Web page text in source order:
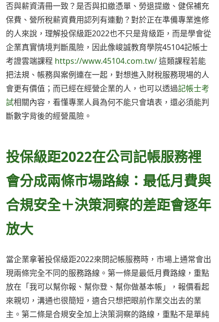
否與薪資清冊一致？是否與扣繳憑單、勞退提繳、健保補充
保費、營所稅薪資費用認列有連動？對於正在準備專業進修
的人來說，理解投保級距2022也不只是背級距，而是學會從
企業真實情境判斷風險，因此像峻誠教育學院45104記帳士
考證雲端課程 https://www.45104.com.tw/這類課程若能
把法規、帳務與案例連在一起，對想進入財稅服務現場的人
會更有價值；而已經在經營企業的人，也可以透過記帳士考
試相關內容，看懂專業人員為何不能只會填表，還必須能判
斷數字背後的經營風險。
投保級距2022在公司記帳服務裡
會分成兩條市場路線：最低月費與
合規安全＋決策洞察的差距會逐年
放大
當企業拿著投保級距2022來問記帳服務時，市場上通常會出
現兩條完全不同的服務路線。第一條是最低月費路線，重點
放在「我可以幫你報、幫你登、幫你做基本帳」，報價看起
來親切，溝通也很簡短，適合只想把眼前作業交出去的業
主。第二條是合規安全加上決策洞察的路線，重點不是單純